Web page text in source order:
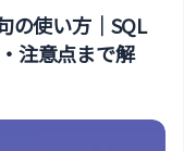
の使い方｜SQL
注意点まで解